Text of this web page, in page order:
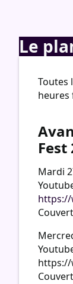
Le
Toutes
heures
Fest
Mardi
https://
https://